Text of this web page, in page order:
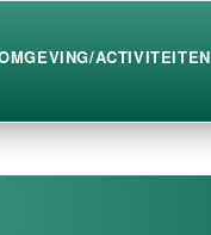
ACTIVITEITEN